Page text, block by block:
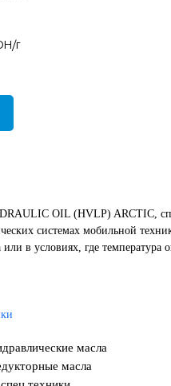
г
OIL (HVLP) ARCTIC,
системах мобильной
или в условиях, где
масла
масла